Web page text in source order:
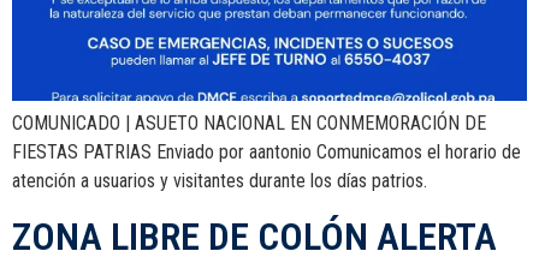
COMUNICADO | ASUETO NACIONAL EN CONMEMORACIÓN DE
FIESTAS PATRIAS Enviado por aantonio Comunicamos el horario de
atención a usuarios y visitantes durante los días patrios.
ZONA LIBRE DE COLÓN ALERTA